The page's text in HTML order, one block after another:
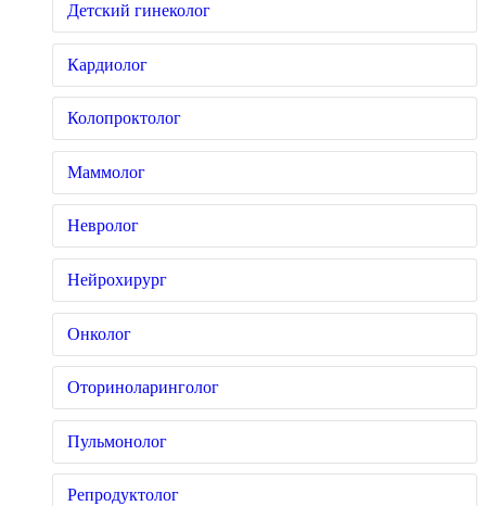
Детский гинеколог
Кардиолог
Колопроктолог
Маммолог
Невролог
Нейрохирург
Онколог
Оториноларинголог
Пульмонолог
Репродуктолог